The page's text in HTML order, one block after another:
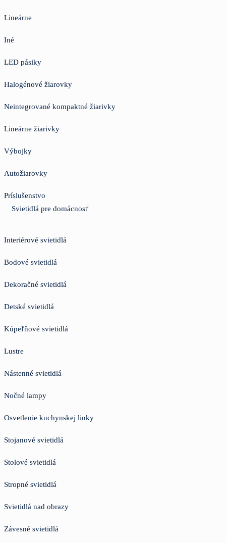
Lineárne
Iné
LED pásiky
Halogénové žiarovky
Neintegrované kompaktné žiarivky
Lineárne žiarivky
Výbojky
Autožiarovky
Príslušenstvo
Svietidlá pre domácnosť
Interiérové svietidlá
Bodové svietidlá
Dekoračné svietidlá
Detské svietidlá
Kúpeľňové svietidlá
Lustre
Nástenné svietidlá
Nočné lampy
Osvetlenie kuchynskej linky
Stojanové svietidlá
Stolové svietidlá
Stropné svietidlá
Svietidlá nad obrazy
Závesné svietidlá